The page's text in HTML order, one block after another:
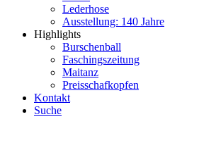
Lederhose
Ausstellung: 140 Jahre
Highlights
Burschenball
Faschingszeitung
Maitanz
Preisschafkopfen
Kontakt
Suche